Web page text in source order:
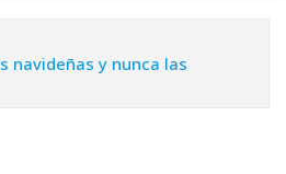
navideñas y nunca las